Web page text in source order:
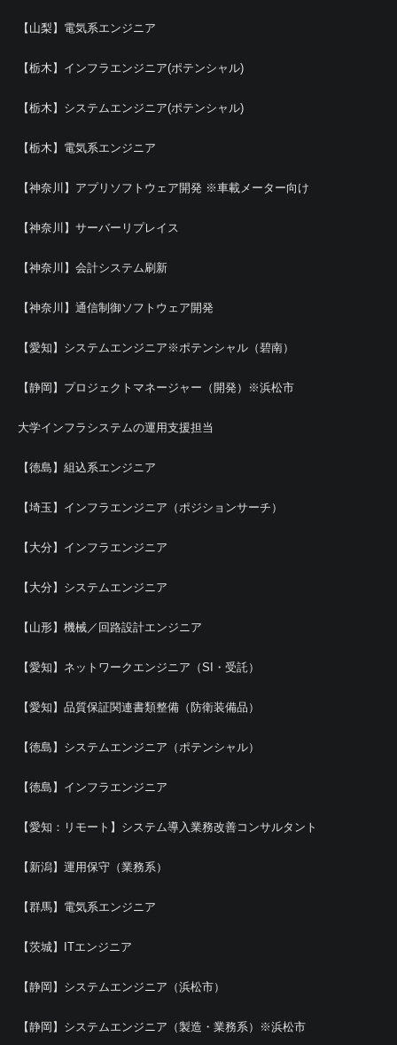
【山梨】電気系エンジニア
【栃木】インフラエンジニア(ポテンシャル)
【栃木】システムエンジニア(ポテンシャル)
【栃木】電気系エンジニア
【神奈川】アプリソフトウェア開発 ※車載メーター向け
【神奈川】サーバーリプレイス
【神奈川】会計システム刷新
【神奈川】通信制御ソフトウェア開発
【愛知】システムエンジニア※ポテンシャル（碧南）
【静岡】プロジェクトマネージャー（開発）※浜松市
大学インフラシステムの運用支援担当
【徳島】組込系エンジニア
【埼玉】インフラエンジニア（ポジションサーチ）
【大分】インフラエンジニア
【大分】システムエンジニア
【山形】機械／回路設計エンジニア
【愛知】ネットワークエンジニア（SI・受託）
【愛知】品質保証関連書類整備（防衛装備品）
【徳島】システムエンジニア（ポテンシャル）
【徳島】インフラエンジニア
【愛知：リモート】システム導入業務改善コンサルタント
【新潟】運用保守（業務系）
【群馬】電気系エンジニア
【茨城】ITエンジニア
【静岡】システムエンジニア（浜松市）
【静岡】システムエンジニア（製造・業務系）※浜松市